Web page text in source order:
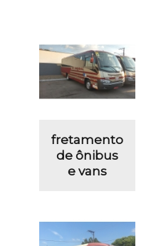
fretamento
de ônibus
e vans